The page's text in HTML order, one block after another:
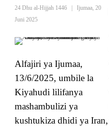
24 Dhu al-Hijjah 1446
Ijumaa, 20
Juni 2025
Alfajiri ya Ijumaa,
13/6/2025, umbile la
Kiyahudi lilifanya
mashambulizi ya
kushtukiza dhidi ya Iran,